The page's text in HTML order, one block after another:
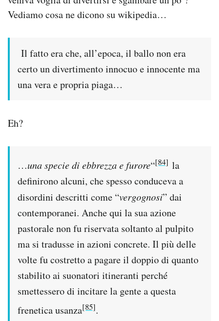
Vediamo cosa ne dicono su wikipedia…
Il fatto era che, all’epoca, il ballo non era
certo un divertimento innocuo e innocente ma
una vera e propria piaga…
Eh?
…una specie di ebbrezza e furore“[84] la
definirono alcuni, che spesso conduceva a
disordini descritti come “vergognosi” dai
contemporanei. Anche qui la sua azione
pastorale non fu riservata soltanto al pulpito
ma si tradusse in azioni concrete. Il più delle
volte fu costretto a pagare il doppio di quanto
stabilito ai suonatori itineranti perché
smettessero di incitare la gente a questa
frenetica usanza[85].